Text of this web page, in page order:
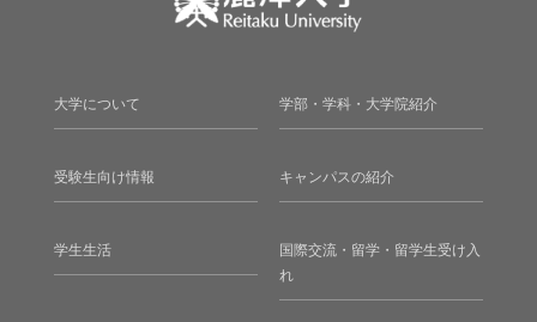
大学について 学部・学科・大学院紹介
受験生向け情報 キャンパスの紹介
学生生活
国際交流・留学・留学生受け入
れ